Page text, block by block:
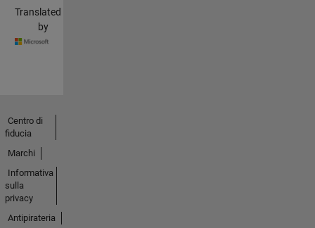
Translated
by
Centro di
fiducia
Marchi
Informativa
sulla
privacy
Antipirateria